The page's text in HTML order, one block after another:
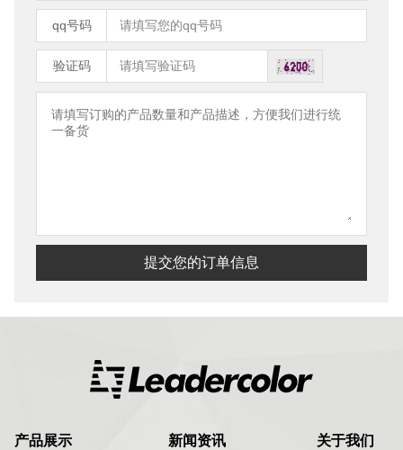
qq号码
验证码
提交您的订单信息
产品展示
新闻资讯
关于我们